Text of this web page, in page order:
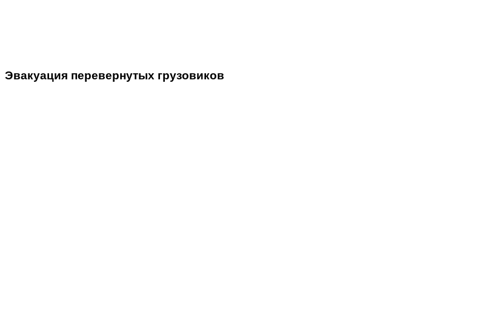
Эвакуация перевернутых грузовиков